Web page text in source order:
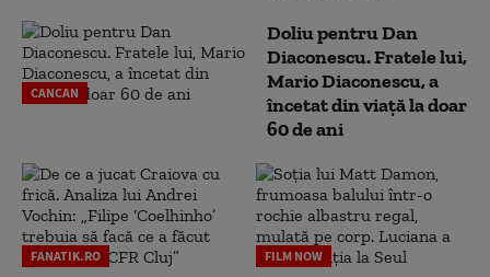
CANCAN
Doliu pentru Dan
Diaconescu. Fratele lui,
Mario Diaconescu, a
încetat din viață la doar
60 de ani
FANATIK.RO FILM NOW